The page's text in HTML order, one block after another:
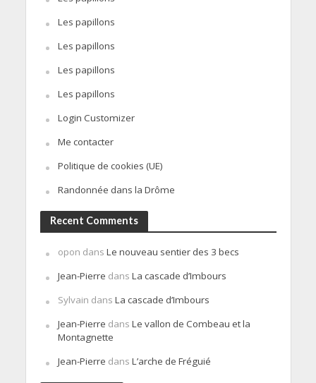
Les papillons
Les papillons
Les papillons
Les papillons
Login Customizer
Me contacter
Politique de cookies (UE)
Randonnée dans la Drôme
Recent Comments
opon dans Le nouveau sentier des 3 becs
Jean-Pierre dans La cascade d’Imbours
Sylvain dans La cascade d’Imbours
Jean-Pierre dans Le vallon de Combeau et la
Montagnette
Jean-Pierre dans L’arche de Fréguié